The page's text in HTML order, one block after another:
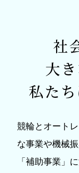
社
大
私た
競輪とオート
な事業や機械
「補助事業」